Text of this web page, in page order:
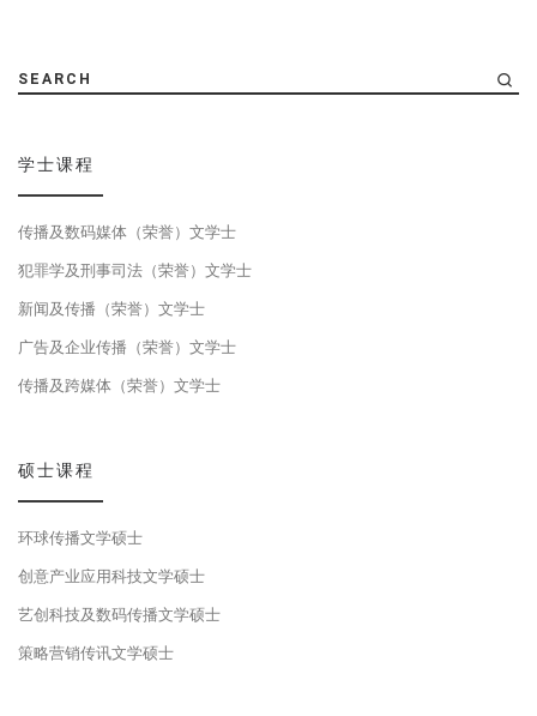
SEARCH
学士课程
传播及数码媒体（荣誉）文学士
犯罪学及刑事司法（荣誉）文学士
新闻及传播（荣誉）文学士
广告及企业传播（荣誉）文学士
传播及跨媒体（荣誉）文学士
硕士课程
环球传播文学硕士
创意产业应用科技文学硕士
艺创科技及数码传播文学硕士
策略营销传讯文学硕士